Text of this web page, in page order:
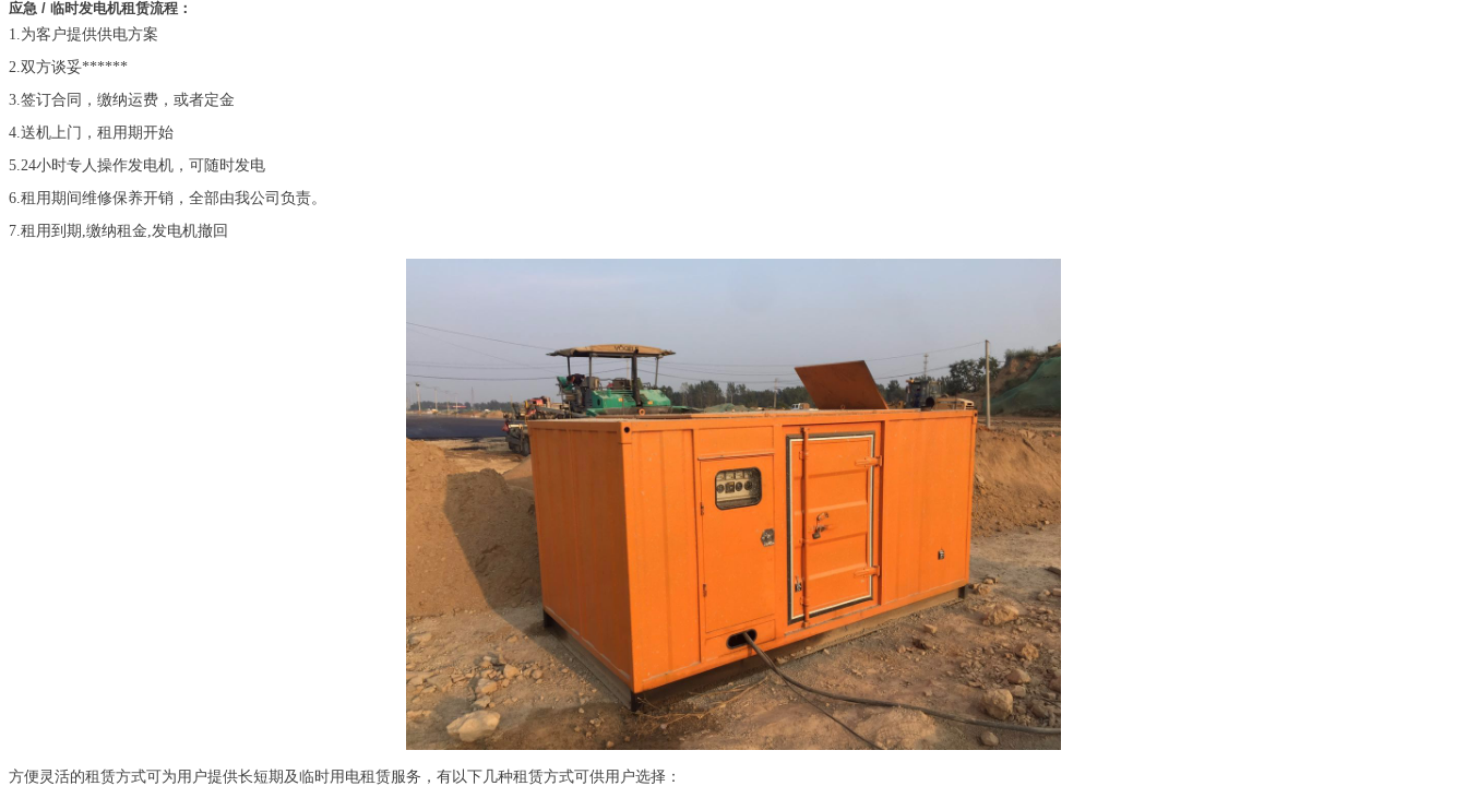
应急 / 临时发电机租赁流程：
1.为客户提供供电方案
2.双方谈妥******
3.签订合同，缴纳运费，或者定金
4.送机上门，租用期开始
5.24小时专人操作发电机，可随时发电
6.租用期间维修保养开销，全部由我公司负责。
7.租用到期,缴纳租金,发电机撤回
方便灵活的租赁方式可为用户提供长短期及临时用电租赁服务，有以下几种租赁方式可供用户选择：